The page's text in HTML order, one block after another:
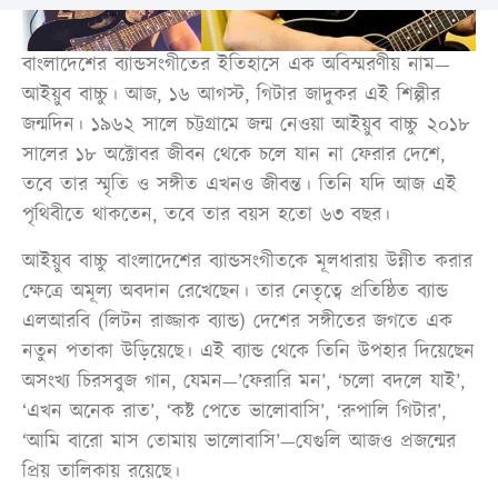
বাংলাদেশের ব্যান্ডসংগীতের ইতিহাসে এক অবিস্মরণীয় নাম—
আইয়ুব বাচ্চু। আজ, ১৬ আগস্ট, গিটার জাদুকর এই শিল্পীর
জন্মদিন। ১৯৬২ সালে চট্টগ্রামে জন্ম নেওয়া আইয়ুব বাচ্চু ২০১৮
সালের ১৮ অক্টোবর জীবন থেকে চলে যান না ফেরার দেশে,
তবে তার স্মৃতি ও সঙ্গীত এখনও জীবন্ত। তিনি যদি আজ এই
পৃথিবীতে থাকতেন, তবে তার বয়স হতো ৬৩ বছর।
আইয়ুব বাচ্চু বাংলাদেশের ব্যান্ডসংগীতকে মূলধারায় উন্নীত করার
ক্ষেত্রে অমূল্য অবদান রেখেছেন। তার নেতৃত্বে প্রতিষ্ঠিত ব্যান্ড
এলআরবি (লিটন রাজ্জাক ব্যান্ড) দেশের সঙ্গীতের জগতে এক
নতুন পতাকা উড়িয়েছে। এই ব্যান্ড থেকে তিনি উপহার দিয়েছেন
অসংখ্য চিরসবুজ গান, যেমন—’ফেরারি মন’, ‘চলো বদলে যাই’,
‘এখন অনেক রাত’, ‘কষ্ট পেতে ভালোবাসি’, ‘রুপালি গিটার’,
‘আমি বারো মাস তোমায় ভালোবাসি’—যেগুলি আজও প্রজন্মের
প্রিয় তালিকায় রয়েছে।